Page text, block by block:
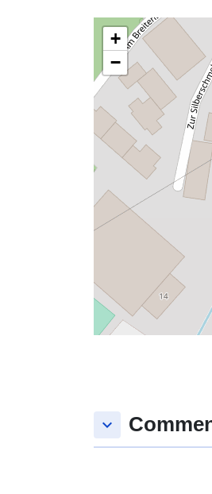
+
−
keyboard_arrow_down